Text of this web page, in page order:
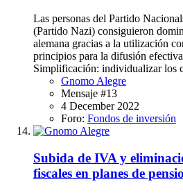
Las personas del Partido
(Partido Nazi) consiguieron
alemana gracias a la utilización
principios para la difusión
Simplificación: individualizar los
Gnomo Alegre
Mensaje #13
4 December 2022
Foro: Fondos de inversión
Subida de IVA y
fiscales en planes de